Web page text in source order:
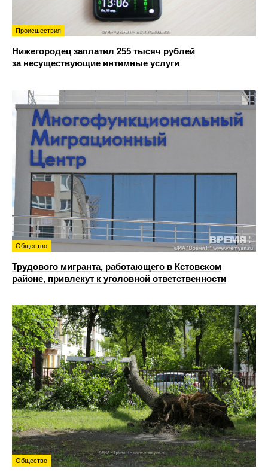
Происшествия
Нижегородец заплатил 255 тысяч рублей
за несуществующие интимные услуги
Общество
Трудового мигранта, работающего в Кстовском
районе, привлекут к уголовной ответственности
Общество